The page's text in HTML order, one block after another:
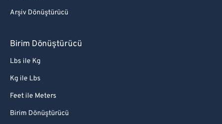
Arşiv Dönüştürücü
Birim Dönüştürücü
Lbs ile Kg
Kg ile Lbs
Feet ile Meters
Birim Dönüştürücü